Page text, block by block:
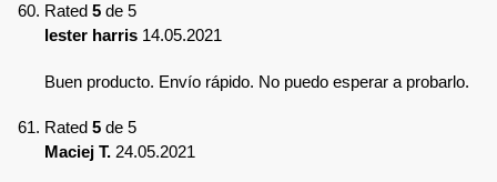
Rated 5 de 5
lester harris 14.05.2021
Buen producto. Envío rápido. No puedo esperar a probarlo.
Rated 5 de 5
Maciej T. 24.05.2021